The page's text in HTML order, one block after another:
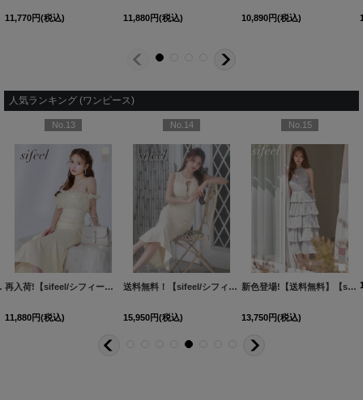
11,770円(税込) 11,880円(税込) 10,890円(税込)
人気ランキング (ワンピース)
[3702SBdzjsLD-260509-1 [6047YNdzwsLD-260807-1-CC]
2146FS-260710-1] [5690YNLD-250809-1]
ラー】[HC02]【FS】
No.13
再入荷!【sifeel/シフィール】ボリュームレースオフショルマーメイドミディアムワンピースドレス/キャバドレス【S-Lサイズ/2カラー】[OF03] 【YN】dzwuLD
11,880円(税込)
No.14
送料無料！【sifeel/シフィール】フラワーモチーフ/ノースリーブ/フロントジップ/ビジュー/マーメイド/ワンピース/キャバドレス【S-Lサイズ/1カラー】[OF04]【FS】
15,950円(税込)
No.15
新色登場!【送料無料】【sifeel/シフィール】アメスリティアードワンピースドレス/２段フリル/キャバドレス【XS-Lサイズ/3カラー】[OF03] 【YN】dzwvLD【一部予約商品/8月中旬発送予定】
13,750円(税込)